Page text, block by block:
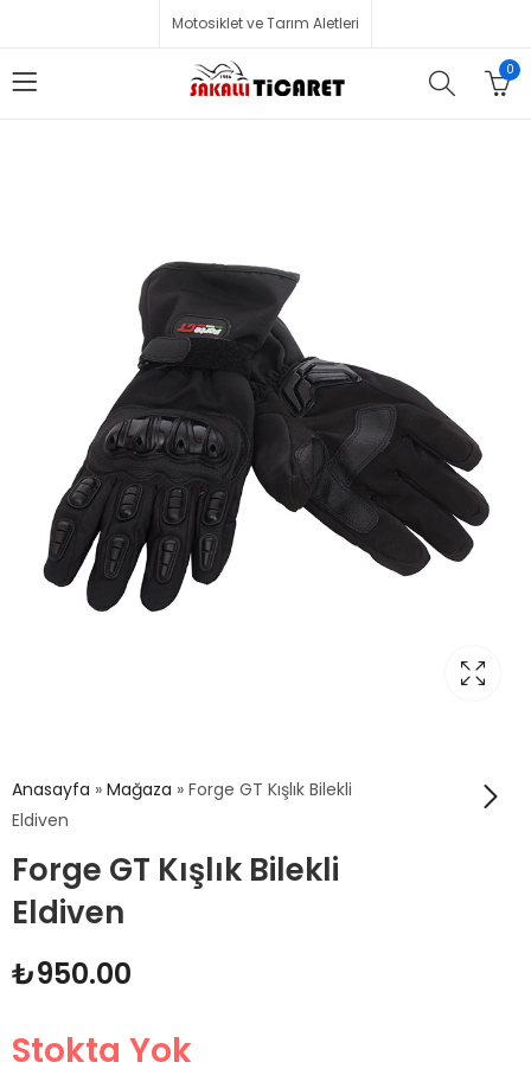
Motosiklet ve Tarım Aletleri
0
Anasayfa » Mağaza » Forge GT Kışlık Bilekli
Eldiven
Forge GT Kışlık Bilekli
Eldiven
₺950.00
Stokta Yok